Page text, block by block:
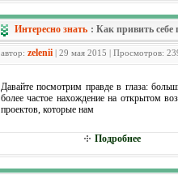
Интересно знать : Как привить
автор: zelenii | 29 мая 2015 | Просмотров:
Давайте посмотрим правде в глаза:
более частое нахождение на открытом
проектов, которые нам
Подробнее